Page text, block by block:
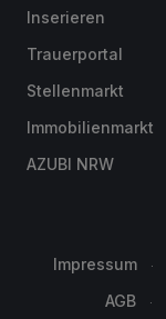
Inserieren
Trauerportal
Stellenmarkt
Immobilienmarkt
AZUBI NRW
Impressum
AGB